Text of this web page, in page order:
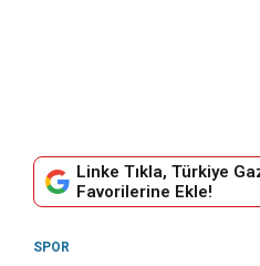
Linke Tıkla, Türkiye
Favorilerine Ekle!
SPOR